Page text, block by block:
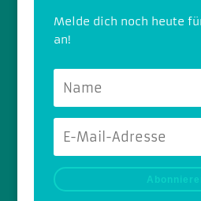
Melde dich noch heute
an!